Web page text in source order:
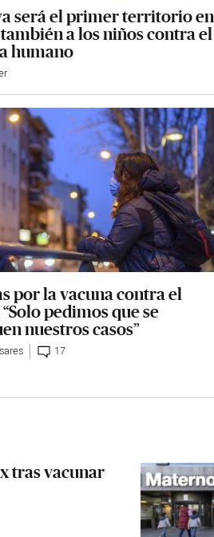
será el primer territorio en
a los niños contra el
humano
por la vacuna contra el
pedimos que se
nuestros casos”
17
tras vacunar